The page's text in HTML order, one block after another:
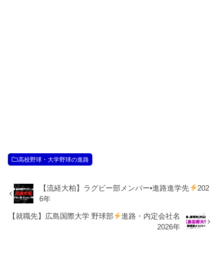
高校野球・大学野球の進路
【流経大柏】ラグビー部メンバー•進路進学先
202
6年
【就職先】広島国際大学 野球部
進路・内定会社名
2026年